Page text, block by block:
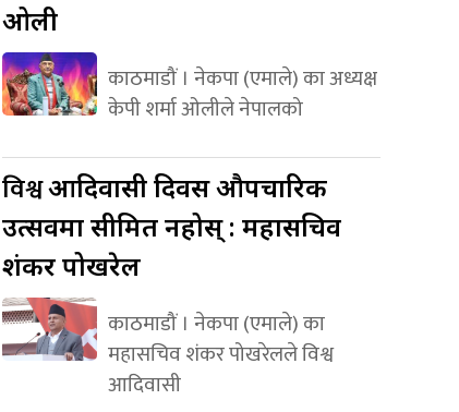
ओली
काठमाडौं । नेकपा (एमाले) का अध्यक्ष
केपी शर्मा ओलीले नेपालको
विश्वआदिवासी दिवस औपचारिक
उत्सवमा सीमित नहोस् : महासचिव
शंकर पोखरेल
काठमाडौं । नेकपा (एमाले) का
महासचिव शंकर पोखरेलले विश्व
आदिवासी